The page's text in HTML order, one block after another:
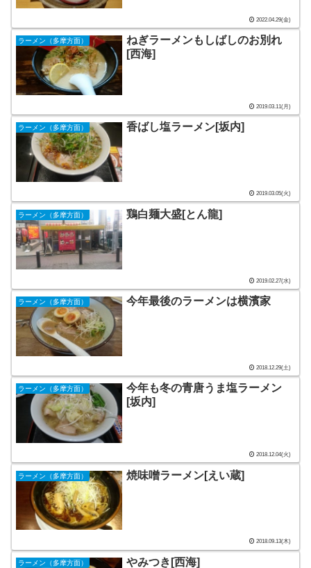
2022.04.29(金)
ラーメン（多摩方面）
ねぎラーメンもしばしのお別れ
[西海]
2019.03.11(月)
ラーメン（多摩方面） 香ばし塩ラーメン[坂内]
2019.03.05(火)
ラーメン（多摩方面） 鶏白麺大盛[とん龍]
2019.02.27(水)
ラーメン（多摩方面） 今年最後のラーメンは横濱家
2018.12.29(土)
ラーメン（多摩方面）
今年も冬の青唐うま塩ラーメン
[坂内]
2018.12.04(火)
ラーメン（多摩方面） 焼味噌ラーメン[えい蔵]
2018.09.13(木)
ラーメン（多摩方面） やみつき[西海]